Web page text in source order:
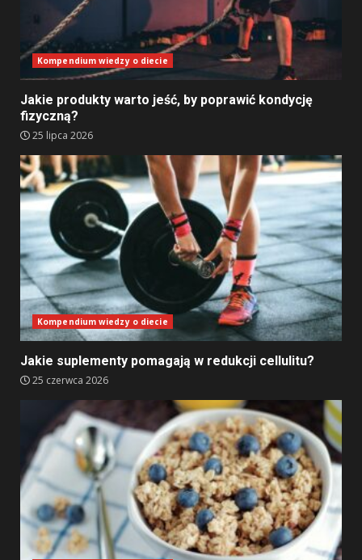
Kompendium wiedzy o diecie
Jakie produkty warto jeść, by poprawić kondycję
fizyczną?
25 lipca 2026
Kompendium wiedzy o diecie
Jakie suplementy pomagają w redukcji cellulitu?
25 czerwca 2026